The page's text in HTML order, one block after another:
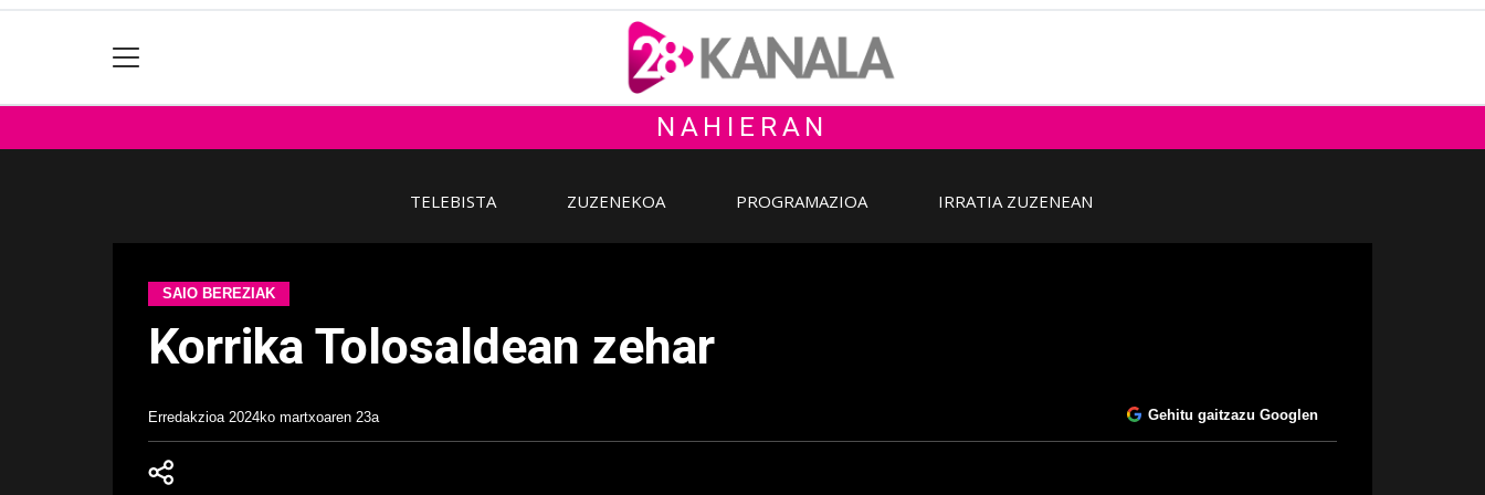
NAHIERAN
TELEBISTA ZUZENEKOA PROGRAMAZIOA IRRATIA ZUZENEAN
SAIO BEREZIAK
Korrika Tolosaldean zehar
Erredakzioa 2024ko martxoaren 23a Gehitu gaitzazu Googlen